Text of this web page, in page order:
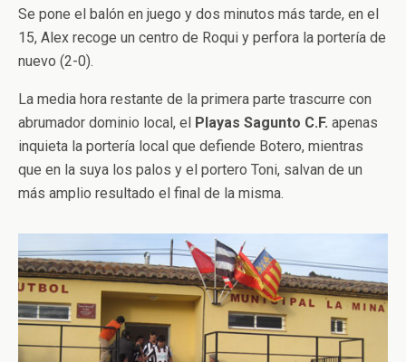
Se pone el balón en juego y dos minutos más tarde, en el
15, Alex recoge un centro de Roqui y perfora la portería de
nuevo (2-0).
La media hora restante de la primera parte trascurre con
abrumador dominio local, el
Playas Sagunto C.F. apenas
inquieta la portería local que defiende Botero, mientras
que en la suya los palos y el portero Toni, salvan de un
más amplio resultado el final de la misma.